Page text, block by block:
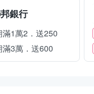
銀行
滿1萬2．送250
滿3萬．送600